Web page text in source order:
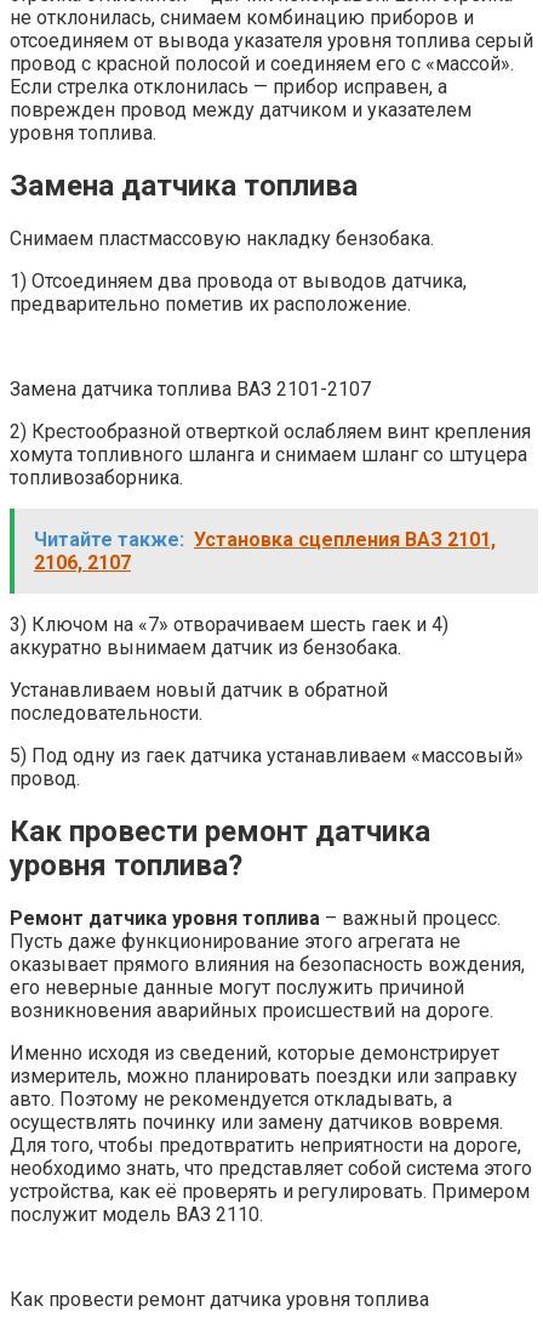
не отклонилась, снимаем комбинацию приборов и
отсоединяем от вывода указателя уровня топлива серый
провод с красной полосой и соединяем его с «массой».
Если стрелка отклонилась — прибор исправен, а
поврежден провод между датчиком и указателем
уровня топлива.
Замена датчика топлива
Снимаем пластмассовую накладку бензобака.
1) Отсоединяем два провода от выводов датчика,
предварительно пометив их расположение.
Замена датчика топлива ВАЗ 2101-2107
2) Крестообразной отверткой ослабляем винт крепления
хомута топливного шланга и снимаем шланг со штуцера
топливозаборника.
Читайте также: Установка сцепления ВАЗ 2101,
2106, 2107
3) Ключом на «7» отворачиваем шесть гаек и 4)
аккуратно вынимаем датчик из бензобака.
Устанавливаем новый датчик в обратной
последовательности.
5) Под одну из гаек датчика устанавливаем «массовый»
провод.
Как провести ремонт датчика
уровня топлива?
Ремонт датчика уровня топлива – важный процесс.
Пусть даже функционирование этого агрегата не
оказывает прямого влияния на безопасность вождения,
его неверные данные могут послужить причиной
возникновения аварийных происшествий на дороге.
Именно исходя из сведений, которые демонстрирует
измеритель, можно планировать поездки или заправку
авто. Поэтому не рекомендуется откладывать, а
осуществлять починку или замену датчиков вовремя.
Для того, чтобы предотвратить неприятности на дороге,
необходимо знать, что представляет собой система этого
устройства, как её проверять и регулировать. Примером
послужит модель ВАЗ 2110.
Как провести ремонт датчика уровня топлива